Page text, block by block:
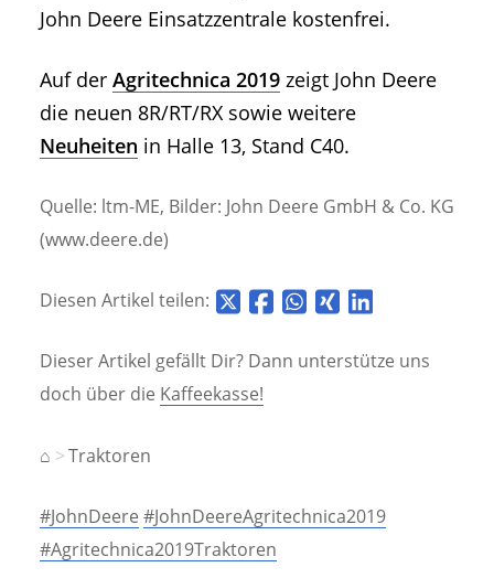
John Deere Einsatzzentrale kostenfrei.
Auf der Agritechnica 2019 zeigt John Deere
die neuen 8R/RT/RX sowie weitere
Neuheiten in Halle 13, Stand C40.
Quelle: ltm-ME, Bilder: John Deere GmbH & Co. KG
(www.deere.de)
Diesen Artikel teilen:
Dieser Artikel gefällt Dir? Dann unterstütze uns
doch über die Kaffeekasse!
⌂ Traktoren
#JohnDeere #JohnDeereAgritechnica2019
#Agritechnica2019Traktoren